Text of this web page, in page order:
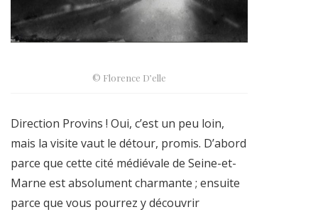
© Florence D’elle
Direction Provins ! Oui, c’est un peu loin,
mais la visite vaut le détour, promis. D’abord
parce que cette cité médiévale de Seine-et-
Marne est absolument charmante ; ensuite
parce que vous pourrez y découvrir